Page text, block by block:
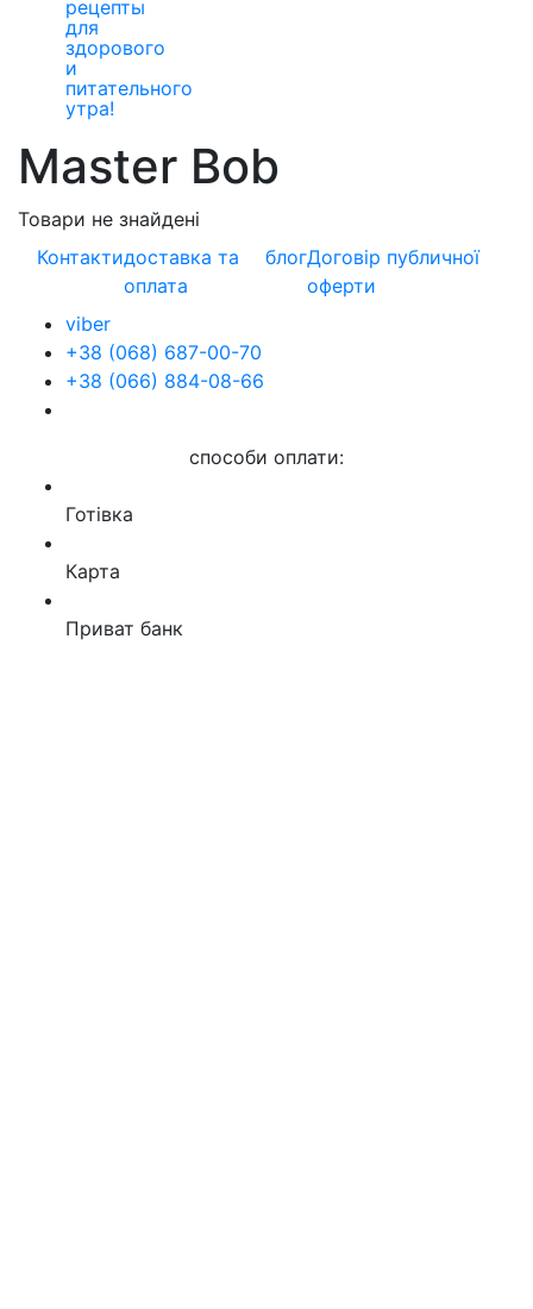
рецепты
для
здорового
и
питательного
утра!
Master Bob
Товари не знайдені
Контактидоставка та
оплата
блогДоговір публичної
оферти
viber
+38 (068) 687-00-70
+38 (066) 884-08-66
способи оплати:
Готівка
Карта
Приват банк